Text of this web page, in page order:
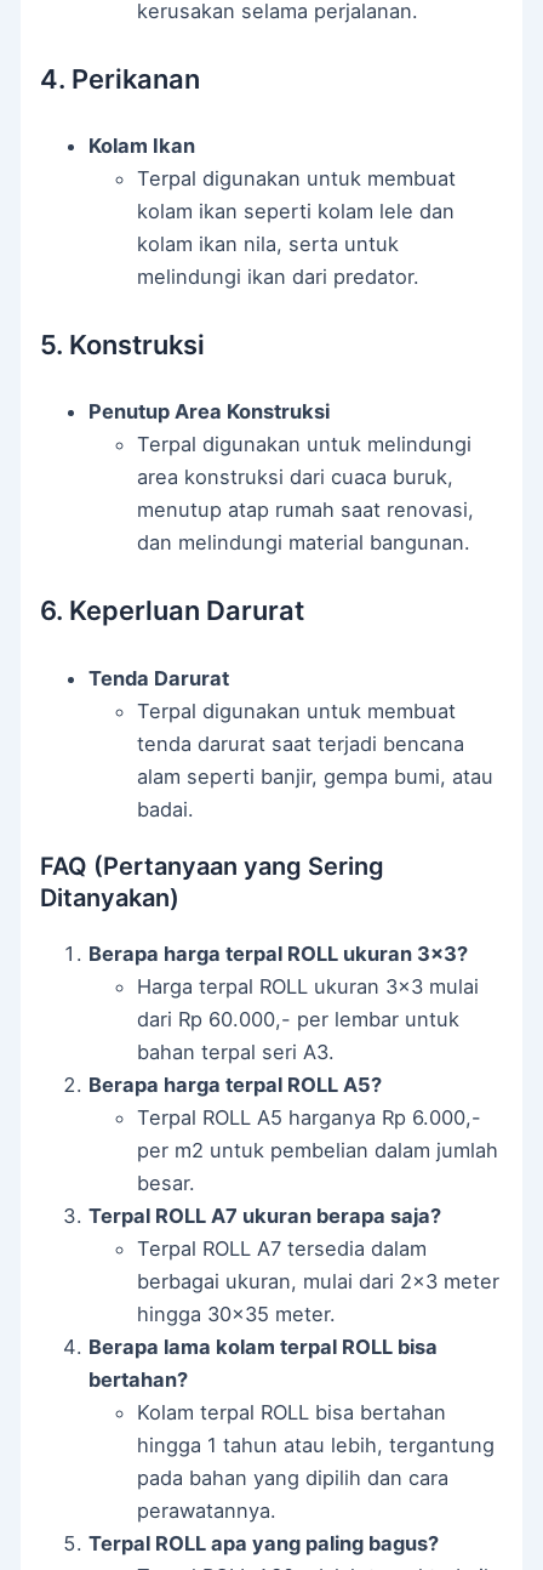
kerusakan selama perjalanan.
4. Perikanan
Kolam Ikan
Terpal digunakan untuk membuat
kolam ikan seperti kolam lele dan
kolam ikan nila, serta untuk
melindungi ikan dari predator.
5. Konstruksi
Penutup Area Konstruksi
Terpal digunakan untuk melindungi
area konstruksi dari cuaca buruk,
menutup atap rumah saat renovasi,
dan melindungi material bangunan.
6. Keperluan Darurat
Tenda Darurat
Terpal digunakan untuk membuat
tenda darurat saat terjadi bencana
alam seperti banjir, gempa bumi, atau
badai.
FAQ (Pertanyaan yang Sering
Ditanyakan)
Berapa harga terpal ROLL ukuran 3×3?
Harga terpal ROLL ukuran 3×3 mulai
dari Rp 60.000,- per lembar untuk
bahan terpal seri A3.
Berapa harga terpal ROLL A5?
Terpal ROLL A5 harganya Rp 6.000,-
per m2 untuk pembelian dalam jumlah
besar.
Terpal ROLL A7 ukuran berapa saja?
Terpal ROLL A7 tersedia dalam
berbagai ukuran, mulai dari 2×3 meter
hingga 30×35 meter.
Berapa lama kolam terpal ROLL bisa
bertahan?
Kolam terpal ROLL bisa bertahan
hingga 1 tahun atau lebih, tergantung
pada bahan yang dipilih dan cara
perawatannya.
Terpal ROLL apa yang paling bagus?